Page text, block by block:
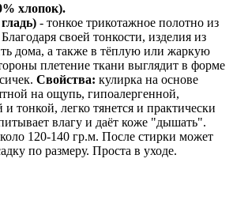
хлопок).
- тонкое трикотажное полотно из
своей тонкости, изделия из
дома, а также в тёплую или жаркую
плетение ткани выглядит в форме
Свойства: кулирка на основе
на ощупь, гипоалергенной,
и тонкой, легко тянется и практически
влагу и даёт коже "дышать".
120-140 гр.м. После стирки может
по размеру. Проста в уходе.